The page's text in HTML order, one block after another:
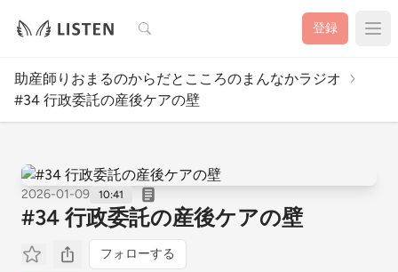
検索 登録
助産師りおまるのからだとこころのまんなかラジオ
#34 行政委託の産後ケアの壁
2026-01-09 10:41
#34 行政委託の産後ケアの壁
フォローする